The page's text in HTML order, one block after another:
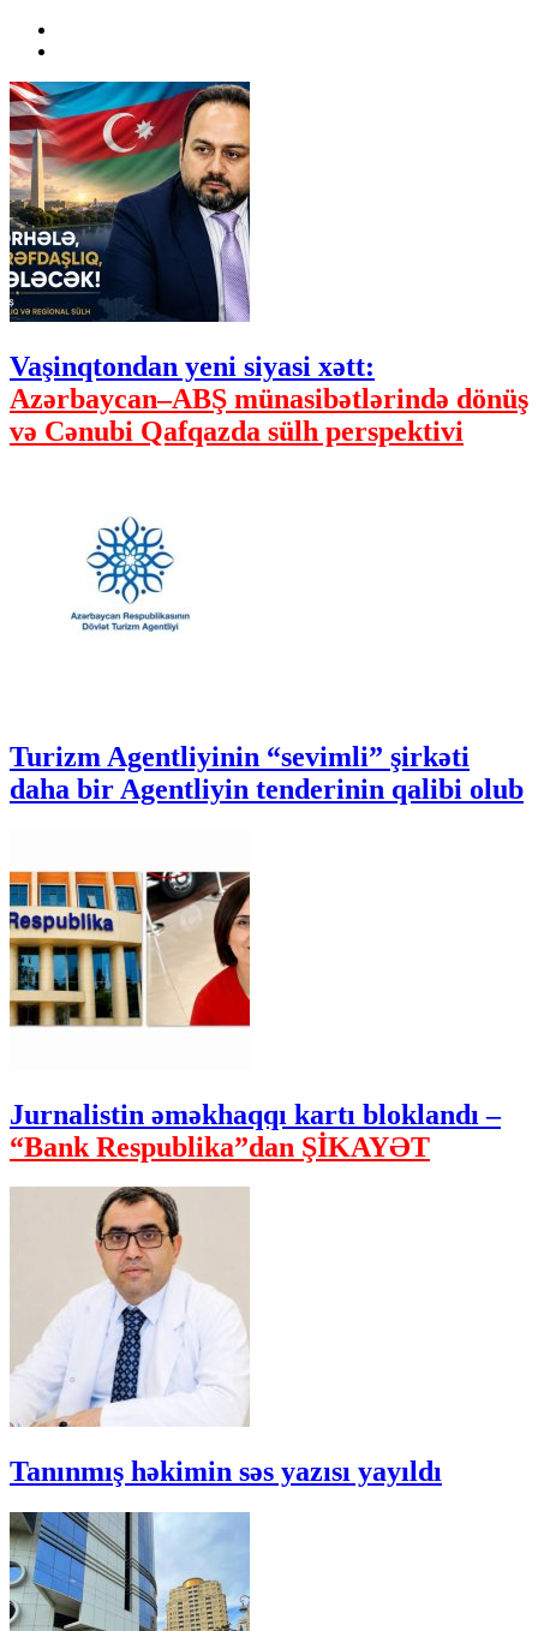
Vaşinqtondan yeni siyasi xətt:
Azərbaycan–ABŞ münasibətlərində dönüş
və Cənubi Qafqazda sülh perspektivi
Turizm Agentliyinin “sevimli” şirkəti
daha bir Agentliyin tenderinin qalibi olub
Jurnalistin əməkhaqqı kartı bloklandı –
“Bank Respublika”dan ŞİKAYƏT
Tanınmış həkimin səs yazısı yayıldı